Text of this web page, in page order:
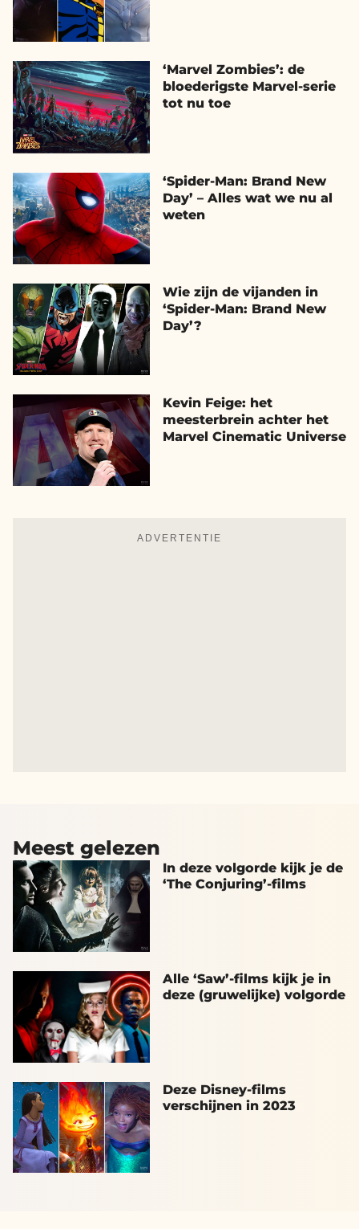
‘Marvel Zombies’: de
bloederigste Marvel-serie
tot nu toe
‘Spider-Man: Brand New
Day’ – Alles wat we nu al
weten
Wie zijn de vijanden in
‘Spider-Man: Brand New
Day’?
Kevin Feige: het
meesterbrein achter het
Marvel Cinematic Universe
ADVERTENTIE
Meest gelezen
In deze volgorde kijk je de
‘The Conjuring’-films
Alle ‘Saw’-films kijk je in
deze (gruwelijke) volgorde
Deze Disney-films
verschijnen in 2023